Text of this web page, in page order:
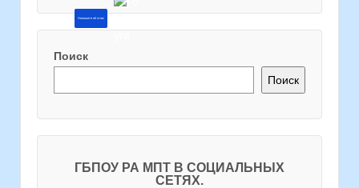
Напишите об этом
Поиск
Поиск
ГБПОУ РА МПТ В СОЦИАЛЬНЫХ
СЕТЯХ.